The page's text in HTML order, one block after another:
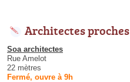
Architectes proches
Soa architectes
Rue Amelot
22 mètres
Fermé, ouvre à 9h